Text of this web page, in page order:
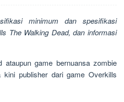
minimum dan spesifikasi
The Walking Dead, dan informasi
ataupun game bernuansa zombie
kini publisher dari game Overkills